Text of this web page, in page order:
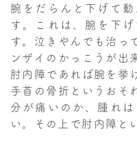
腕をだらんと下げて
す。これは、腕を下
す。泣きやんでも治っ
ンザイのかっこうが出
肘内障であれば腕を挙
手首の骨折というおそ
分が痛いのか、腫れ
い。その上で肘内障と